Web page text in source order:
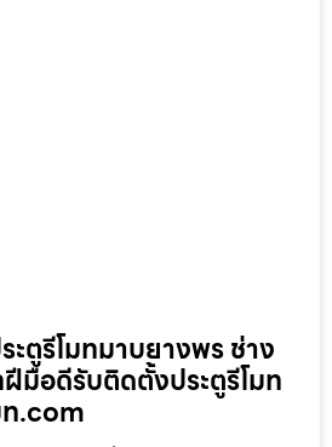
ะตูรีโมทมาบยางพร ช่าง
มือดีรับติดตั้งประตูรีโมท
ท.com